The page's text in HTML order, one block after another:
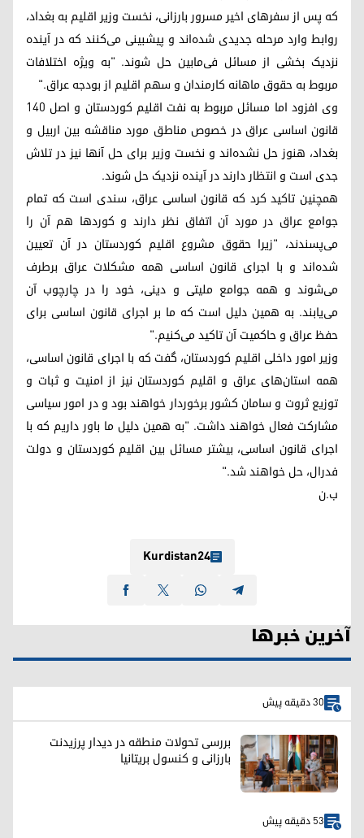
که پس از سفرهای اخیر مسرور بارزانی، نخست وزیر اقلیم به بغداد،
روابط وارد مرحله جدیدی شده‌اند و پیشبینی می‌کنند که در آینده‌
نزدیک بخشی از مسائل فی‌مابین حل شوند. "به ویژه اختلافات
مربوط به حقوق ماهانه کارمندان و سهم اقلیم از بودجه عراق."
وی افزود اما مسائل مربوط به نفت اقلیم کوردستان و اصل ١٤٠
قانون اساسی عراق در خصوص مناطق مورد مناقشه بین اربیل و
بغداد، هنوز حل نشده‌اند و نخست وزیر برای حل آنها نیز در تلاش
جدی است و انتظار دارند در آینده نزدیک حل شوند.
همچنین تاکید کرد که قانون اساسی عراق، سندی است که تمام
جوامع عراق در مورد آن اتفاق نظر دارند و کوردها هم آن را
می‌پسندند، "زیرا حقوق مشروع اقلیم کوردستان در آن تعیین
شده‌اند و با اجرای قانون اساسی همه مشکلات عراق برطرف
می‌شوند و همه جوامع ملیتی و دینی، خود را در چارچوب آن
می‌یابند. به همین دلیل است که ما بر اجرای قانون اساسی برای
حفظ عراق و حاکمیت آن تاکید می‌کنیم."
وزیر امور داخلی اقلیم کوردستان، گفت که با اجرای قانون اساسی،
همه استان‌های عراق و اقلیم کوردستان نیز از امنیت و ثبات و
توزیع ثروت و سامان کشور برخوردار خواهند بود و در امور سیاسی
مشارکت فعال خواهند داشت. "به همین دلیل ما باور داریم که با
اجرای قانون اساسی، بیشتر مسائل بین اقلیم کوردستان و دولت
فدرال، حل خواهند شد."
ب.ن
Kurdistan24
آخرین خبرها
30 دقیقه پیش
بررسی تحولات منطقه در دیدار پرزیدنت
بارزانی و کنسول بریتانیا
53 دقیقه پیش